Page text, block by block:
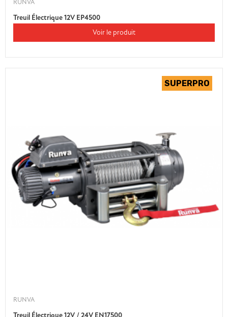
RUNVA
Treuil Électrique 12V EP4500
Voir le produit
RUNVA
Treuil Électrique 12V / 24V EN17500